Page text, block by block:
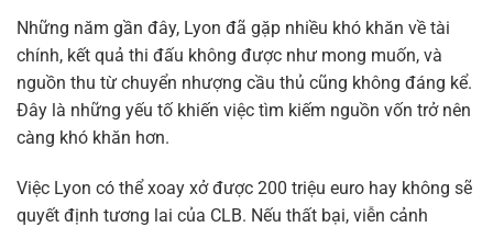
Những năm gần đây, Lyon đã gặp nhiều khó khăn về tài
chính, kết quả thi đấu không được như mong muốn, và
nguồn thu từ chuyển nhượng cầu thủ cũng không đáng kể.
Đây là những yếu tố khiến việc tìm kiếm nguồn vốn trở nên
càng khó khăn hơn.
Việc Lyon có thể xoay xở được 200 triệu euro hay không sẽ
quyết định tương lai của CLB. Nếu thất bại, viễn cảnh